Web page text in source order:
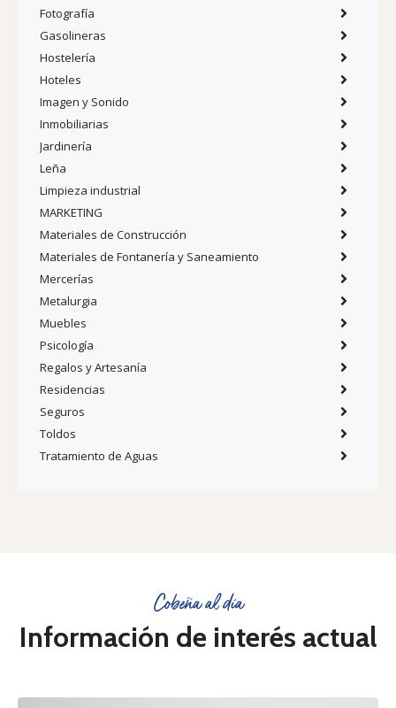
Fotografía
Gasolineras
Hostelería
Hoteles
Imagen y Sonido
Inmobiliarias
Jardinería
Leña
Limpieza industrial
MARKETING
Materiales de Construcción
Materiales de Fontanería y Saneamiento
Mercerías
Metalurgia
Muebles
Psicología
Regalos y Artesanía
Residencias
Seguros
Toldos
Tratamiento de Aguas
Cobeña al día
Información de interés actual